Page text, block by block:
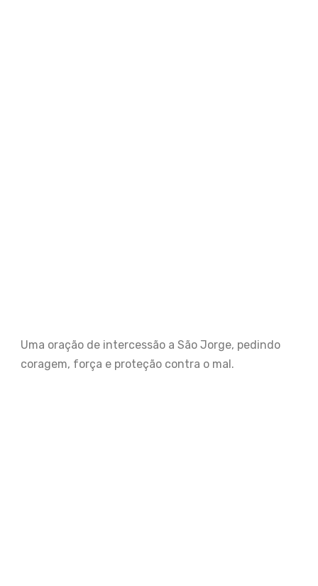
Uma oração de intercessão a São Jorge, pedindo
coragem, força e proteção contra o mal.